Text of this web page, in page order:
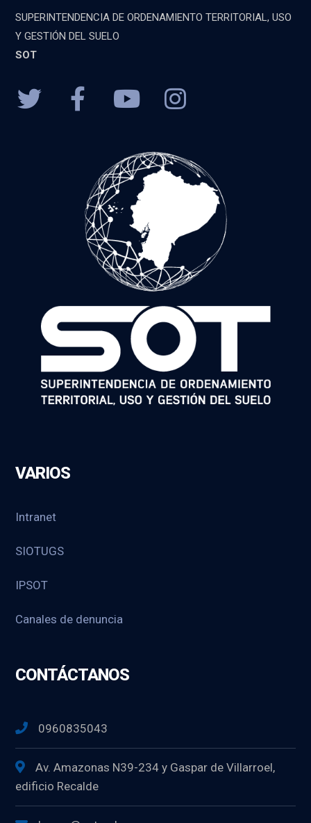
SUPERINTENDENCIA DE ORDENAMIENTO TERRITORIAL, USO
Y GESTIÓN DEL SUELO
SOT
VARIOS
Intranet
SIOTUGS
IPSOT
Canales de denuncia
CONTÁCTANOS
0960835043
Av. Amazonas N39-234 y Gaspar de Villarroel,
edificio Recalde